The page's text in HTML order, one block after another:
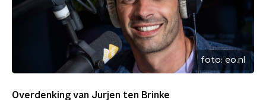
foto:eo.nl
Overdenking van Jurjen ten Brinke